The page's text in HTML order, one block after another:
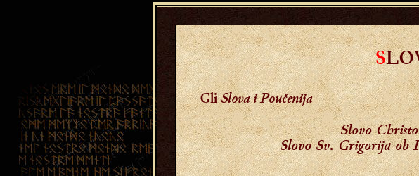
S
GliSlova i Poučenija
Slovo
Slovo Sv. Grigorija ob